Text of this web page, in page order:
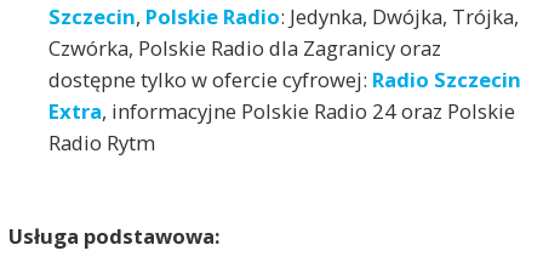
Szczecin, Polskie Radio: Jedynka, Dwójka, Trójka,
Czwórka, Polskie Radio dla Zagranicy oraz
dostępne tylko w ofercie cyfrowej: Radio Szczecin
Extra, informacyjne Polskie Radio 24 oraz Polskie
Radio Rytm
Usługa podstawowa: